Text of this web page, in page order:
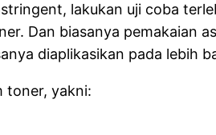
lakukan uji coba
Dan biasanya pemakaian
diaplikasikan pada lebih
toner, yakni: